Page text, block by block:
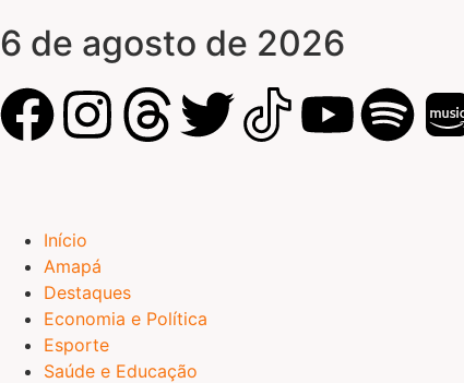
6 de agosto de 2026
Início
Amapá
Destaques
Economia e Política
Esporte
Saúde e Educação